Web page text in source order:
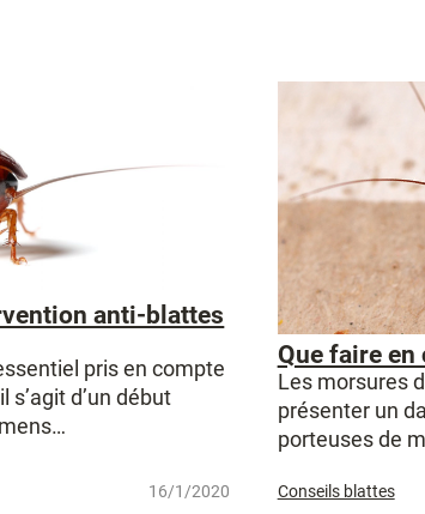
anti-blattes
pris en compte
s’agit d’un début
16/1/2020
Que faire en
Les morsures
présenter un
porteuses de
Conseils blattes